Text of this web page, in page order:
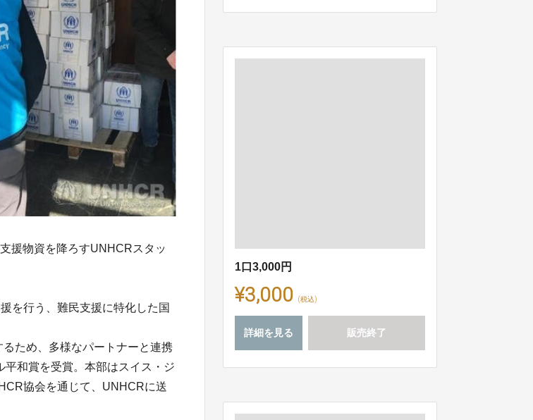
援物資を降ろすUNHCRスタッ
を行う、難民支援に特化した国
ため、多様なパートナーと連携
平和賞を受賞。本部はスイス・ジ
協会を通じて、UNHCRに送
1口3,000円
¥3,000 (税込)
詳細を見る 販売終了